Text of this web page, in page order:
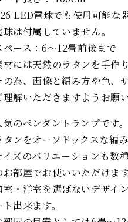
LED電球でも使用可能な
球は付属していません。
ペース：6～12畳前後まで
材には天然のラタンを手作
の為、画像と編み方や色、
理解いただきますようお願
気のペンダントランプです。
タンをオーソドックスな編
イズのバリエーションも数
お部屋でお使いいただけます
室・洋室を選ばないデザイ
ト出来ます。